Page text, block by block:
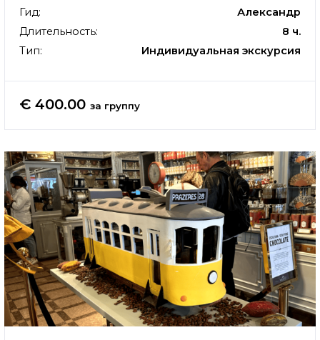
Гид:
Александр
Длительность:
8 ч.
Тип:
Индивидуальная экскурсия
€ 400.00 за группу